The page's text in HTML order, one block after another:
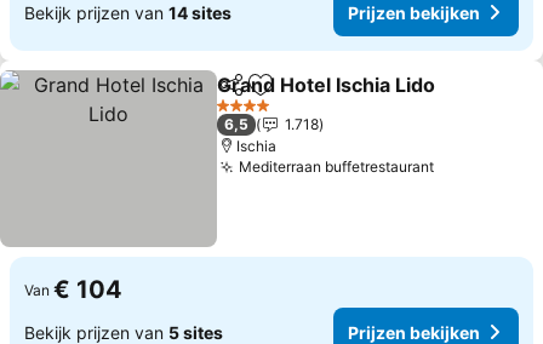
Bekijk prijzen van 14 sites Prijzen bekijken
DelenToevoegen aan favorieten
Grand Hotel Ischia Lido
4 Sterren
6,5
1.718
Ischia
Mediterraan buffetrestaurantPrijzen
Van € 104
Bekijk prijzen van 5 sites Prijzen bekijken